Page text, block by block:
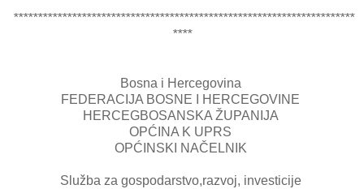
**********************************************************************
****
Bosna i Hercegovina
FEDERACIJA BOSNE I HERCEGOVINE
HERCEGBOSANSKA ŽUPANIJA
OPĆINA K UPRS
OPĆINSKI NAČELNIK
Služba za gospodarstvo,razvoj, investicije